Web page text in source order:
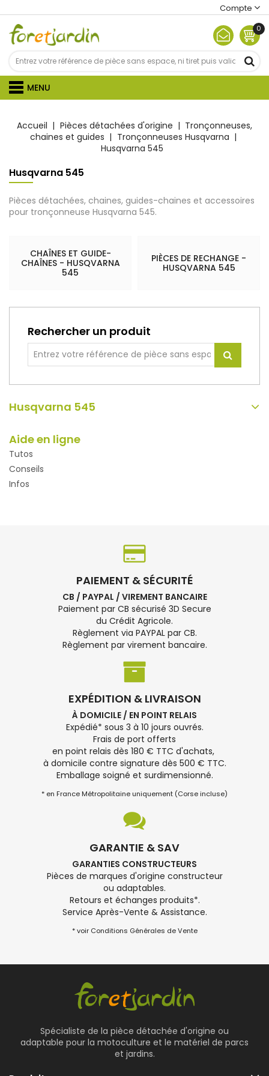
Compte
0
MENU
Accueil Pièces détachées d'origine
Tronçonneuses,
chaines et guides
Tronçonneuses Husqvarna
Husqvarna 545
Husqvarna 545
Pièces détachées, chaines, guides-chaines et accessoires
pour tronçonneuse Husqvarna 545.
CHAÎNES ET GUIDE-
CHAÎNES - HUSQVARNA
545
PIÈCES DE RECHANGE -
HUSQVARNA 545
Rechercher un produit
Husqvarna 545
Aide en ligne
Tutos
Conseils
Infos
PAIEMENT & SÉCURITÉ
CB / PAYPAL / VIREMENT BANCAIRE
Paiement par CB sécurisé 3D Secure
du Crédit Agricole.
Règlement via PAYPAL par CB.
Règlement par virement bancaire.
EXPÉDITION & LIVRAISON
À DOMICILE / EN POINT RELAIS
Expédié* sous 3 à 10 jours ouvrés.
Frais de port offerts
en point relais dès 180 € TTC d'achats,
à domicile contre signature dès 500 € TTC.
Emballage soigné et surdimensionné.
* en France Métropolitaine uniquement (Corse incluse)
GARANTIE & SAV
GARANTIES CONSTRUCTEURS
Pièces de marques d'origine constructeur
ou adaptables.
Retours et échanges produits*.
Service Après-Vente & Assistance.
* voir Conditions Générales de Vente
Spécialiste de la pièce détachée d'origine ou
adaptable pour la motoculture et le matériel de parcs
et jardins.